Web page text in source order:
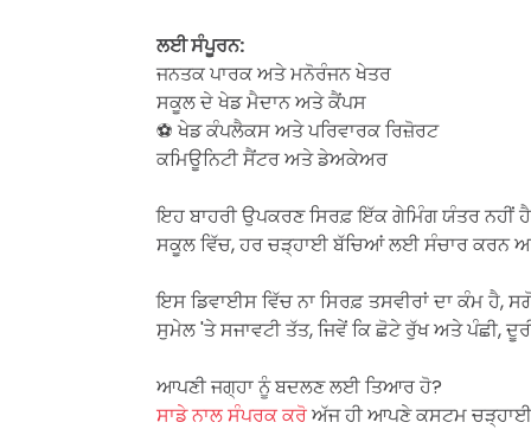
ਲਈ ਸੰਪੂਰਨ:
ਜਨਤਕ ਪਾਰਕ ਅਤੇ ਮਨੋਰੰਜਨ ਖੇਤਰ
ਸਕੂਲ ਦੇ ਖੇਡ ਮੈਦਾਨ ਅਤੇ ਕੈਂਪਸ
⚽ ਖੇਡ ਕੰਪਲੈਕਸ ਅਤੇ ਪਰਿਵਾਰਕ ਰਿਜ਼ੋਰਟ
ਕਮਿਊਨਿਟੀ ਸੈਂਟਰ ਅਤੇ ਡੇਅਕੇਅਰ
ਇਹ ਬਾਹਰੀ ਉਪਕਰਣ ਸਿਰਫ਼ ਇੱਕ ਗੇਮਿੰਗ ਯੰਤਰ ਨਹੀਂ
ਸਕੂਲ ਵਿੱਚ, ਹਰ ਚੜ੍ਹਾਈ ਬੱਚਿਆਂ ਲਈ ਸੰਚਾਰ ਕਰਨ
ਇਸ ਡਿਵਾਈਸ ਵਿੱਚ ਨਾ ਸਿਰਫ਼ ਤਸਵੀਰਾਂ ਦਾ ਕੰਮ ਹੈ,
ਸੁਮੇਲ 'ਤੇ ਸਜਾਵਟੀ ਤੱਤ, ਜਿਵੇਂ ਕਿ ਛੋਟੇ ਰੁੱਖ ਅਤੇ ਪੰਛੀ,
ਆਪਣੀ ਜਗ੍ਹਾ ਨੂੰ ਬਦਲਣ ਲਈ ਤਿਆਰ ਹੋ?
ਸਾਡੇ ਨਾਲ ਸੰਪਰਕ ਕਰੋਅੱਜ ਹੀ ਆਪਣੇ ਕਸਟਮ